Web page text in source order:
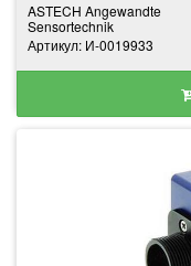
ASTECH Angewandte
Sensortechnik
Артикул: И-0019933